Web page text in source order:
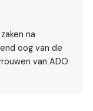
na
oog van de
van ADO